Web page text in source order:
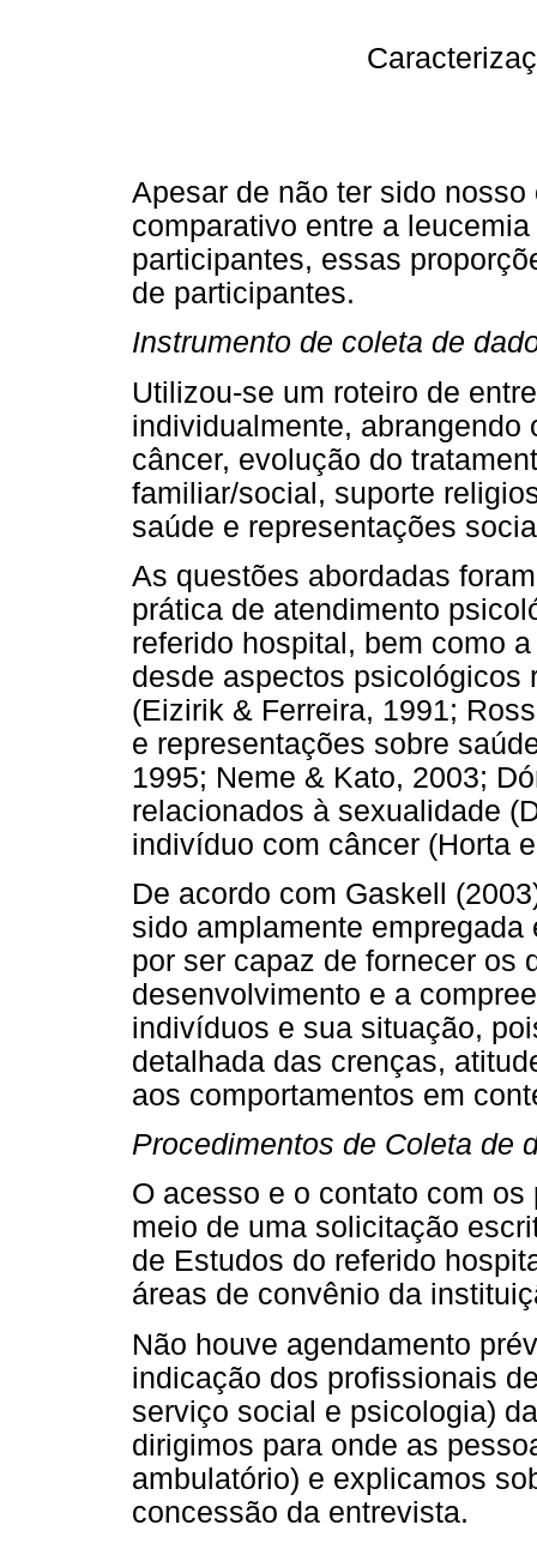
Apesar de não ter sido
comparativo entre a
participantes, essas
de participantes.
Instrumento de coleta de
Utilizou-se um roteiro de
individualmente, abrangendo
câncer, evolução do
familiar/social, suporte
saúde e representações
As questões abordadas
prática de atendimento
referido hospital, bem como
desde aspectos psicológicos
(Eizirik & Ferreira, 1991;
e representações sobre
1995; Neme & Kato, 2003;
relacionados à sexualidade
indivíduo com câncer (Horta
De acordo com Gaskell
sido amplamente
por ser capaz de fornecer os
desenvolvimento e a
indivíduos e sua situação,
detalhada das crenças,
aos comportamentos em
Procedimentos de Coleta de
O acesso e o contato com
meio de uma solicitação
de Estudos do referido
áreas de convênio da
Não houve agendamento
indicação dos profissionais
serviço social e psicologia)
dirigimos para onde as
ambulatório) e explicamos
concessão da entrevista.